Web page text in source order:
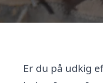
Er du på udkig